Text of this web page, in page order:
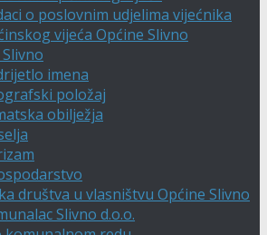
o poslovnim udjelima vijećnika
vijeća Općine Slivno
imena
položaj
obilježja
društva u vlasništvu Općine Slivno
Slivno d.o.o.